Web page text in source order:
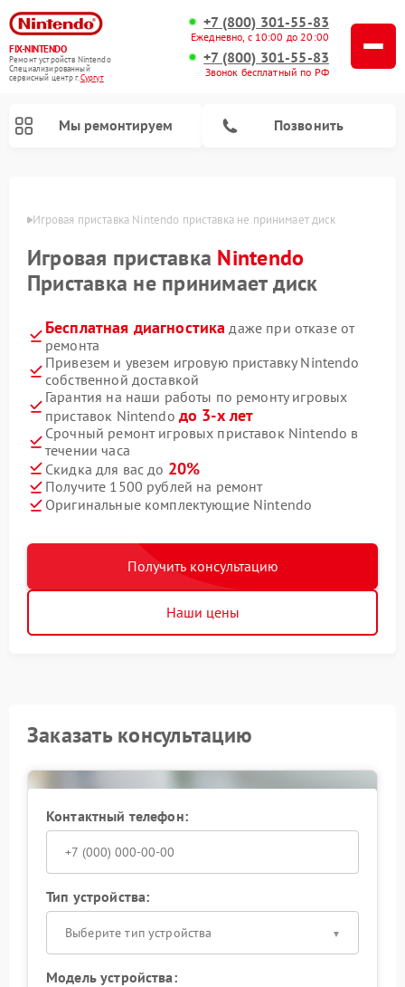
FIX-NINTENDO
Ремонт устройств Nintendo
Специализированный
cервисный центр г.Сургут
+7 (800) 301-55-83
Ежедневно, с 10:00 до 20:00
+7 (800) 301-55-83
Звонок бесплатный по РФ
Мы ремонтируем Позвонить
Игровая приставка Nintendo приставка не принимает диск
Игровая приставка Nintendo
Приставка не принимает диск
Бесплатная диагностика даже при отказе от
ремонта
Привезем и увезем игровую приставку Nintendo
собственной доставкой
Гарантия на наши работы по ремонту игровых
приставок Nintendo до 3-х лет
Срочный ремонт игровых приставок Nintendo в
течении часа
Скидка для вас до 20%
Получите 1500 рублей на ремонт
Оригинальные комплектующие Nintendo
Получить консультацию
Наши цены
Заказать консультацию
Контактный телефон:
Тип устройства:
Выберите тип устройства
Модель устройства: